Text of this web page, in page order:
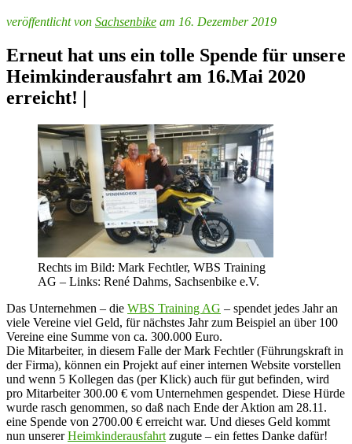
veröffentlicht von Sachsenbike am 16. Dezember 2019
Erneut hat uns ein tolle Spende für unsere
Heimkinderausfahrt am 16.Mai 2020
erreicht! |
Rechts im Bild: Mark Fechtler, WBS Training
AG – Links: René Dahms, Sachsenbike e.V.
Das Unternehmen – die WBS Training AG – spendet jedes Jahr an
viele Vereine viel Geld, für nächstes Jahr zum Beispiel an über 100
Vereine eine Summe von ca. 300.000 Euro.
Die Mitarbeiter, in diesem Falle der Mark Fechtler (Führungskraft in
der Firma), können ein Projekt auf einer internen Website vorstellen
und wenn 5 Kollegen das (per Klick) auch für gut befinden, wird
pro Mitarbeiter 300.00 € vom Unternehmen gespendet. Diese Hürde
wurde rasch genommen, so daß nach Ende der Aktion am 28.11.
eine Spende von 2700.00 € erreicht war. Und dieses Geld kommt
nun unsererHeimkinderausfahrt zugute – ein fettes Danke dafür!